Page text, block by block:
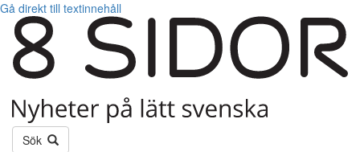
Gå direkt till textinnehåll
Sök